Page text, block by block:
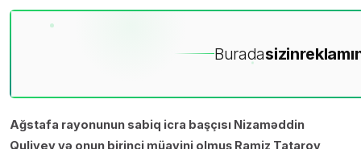
Buradasizin
Ağstafa rayonunun sabiq icra başçısı Nizaməddin
Quliyev və onun birinci müavini olmuş Ramiz Tatarov,